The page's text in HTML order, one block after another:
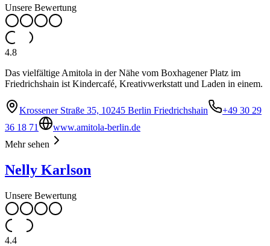
Unsere Bewertung
4.8
Das vielfältige Amitola in der Nähe vom Boxhagener Platz im
Friedrichshain ist Kindercafé, Kreativwerkstatt und Laden in einem.
Krossener Straße 35, 10245 Berlin Friedrichshain
+49 30 29
36 18 71
www.amitola-berlin.de
Mehr sehen
Nelly Karlson
Unsere Bewertung
4.4